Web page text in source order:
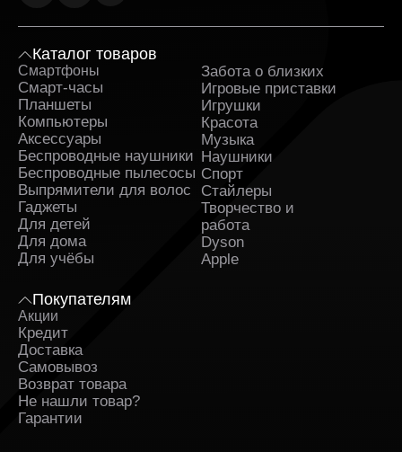
Каталог товаров
Смартфоны
Смарт-часы
Планшеты
Компьютеры
Аксессуары
Беспроводные наушники
Беспроводные пылесосы
Выпрямители для волос
Гаджеты
Для детей
Для дома
Для учёбы
Забота о близких
Игровые приставки
Игрушки
Красота
Музыка
Наушники
Спорт
Стайлеры
Творчество и
работа
Dyson
Apple
Покупателям
Акции
Кредит
Доставка
Самовывоз
Возврат товара
Не нашли товар?
Гарантии